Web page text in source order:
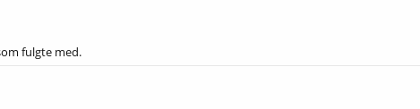
fulgte med.